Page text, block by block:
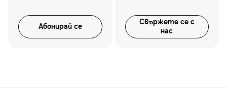
Абонирай се
Свържете се с
нас